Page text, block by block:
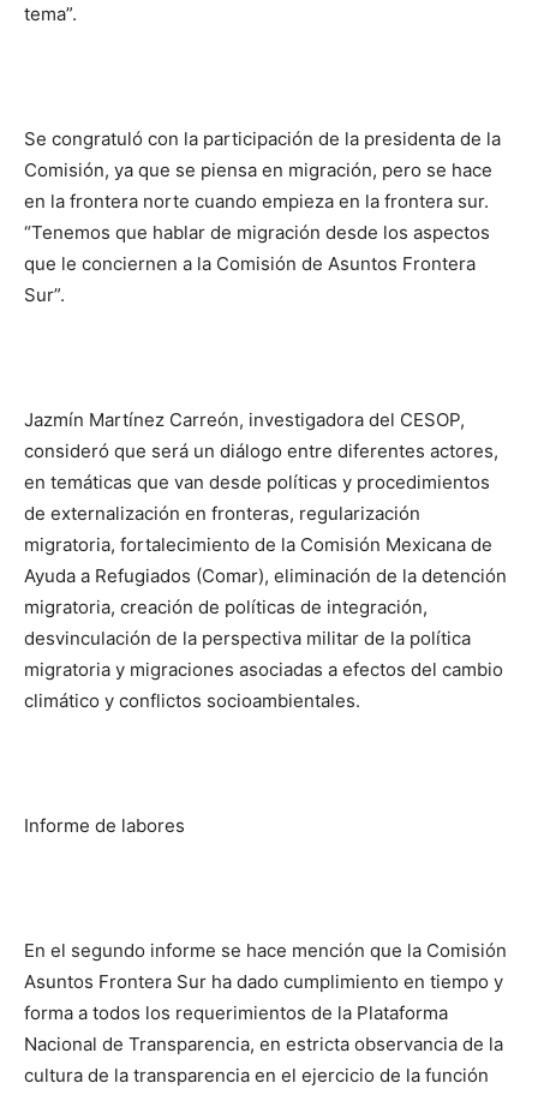
tema”.
Se congratuló con la participación de la presidenta de la
Comisión, ya que se piensa en migración, pero se hace
en la frontera norte cuando empieza en la frontera sur.
“Tenemos que hablar de migración desde los aspectos
que le conciernen a la Comisión de Asuntos Frontera
Sur”.
Jazmín Martínez Carreón, investigadora del CESOP,
consideró que será un diálogo entre diferentes actores,
en temáticas que van desde políticas y procedimientos
de externalización en fronteras, regularización
migratoria, fortalecimiento de la Comisión Mexicana de
Ayuda a Refugiados (Comar), eliminación de la detención
migratoria, creación de políticas de integración,
desvinculación de la perspectiva militar de la política
migratoria y migraciones asociadas a efectos del cambio
climático y conflictos socioambientales.
Informe de labores
En el segundo informe se hace mención que la Comisión
Asuntos Frontera Sur ha dado cumplimiento en tiempo y
forma a todos los requerimientos de la Plataforma
Nacional de Transparencia, en estricta observancia de la
cultura de la transparencia en el ejercicio de la función